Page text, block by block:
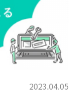
2023.04.05